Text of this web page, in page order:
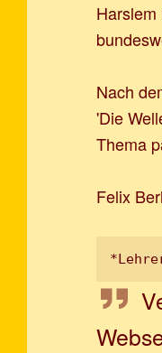
Nach
'Die
Thema
Felix